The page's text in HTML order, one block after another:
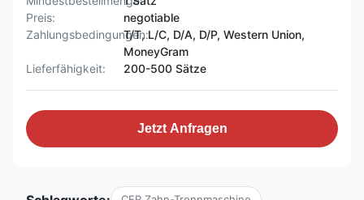
Preis:
negotiable
Zahlungsbedingungen:T/T, L/C, D/A, D/P, Western Union,
MoneyGram
Lieferfähigkeit:
200-500 Sätze
Jetzt Anfragen